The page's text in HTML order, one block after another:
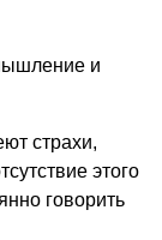
и
страхи,
этого
говорить